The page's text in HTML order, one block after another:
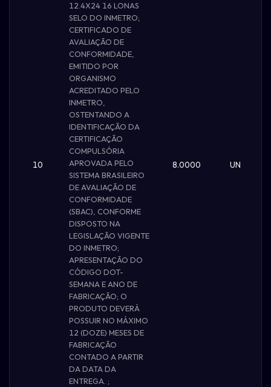
10
12.4X24 16 LONAS
SELO DO INMETRO;
CERTIFICADO DE
AVALIAÇÃO DE
CONFORMIDADE,
EMITIDO POR
ORGANISMO
ACREDITADO PELO
INMETRO,
OSTENTANDO A
IDENTIFICAÇÃO DA
CERTIFICAÇÃO
COMPULSÓRIA
APROVADA PELO
SISTEMA BRASILEIRO
DE AVALIAÇÃO DE
CONFORMIDADE
(SBAC), CONFORME
DISPOSTO NA
LEGISLAÇÃO VIGENTE
DO INMETRO;
APRESENTAÇÃO DO
CÓDIGO DOT-
SEMANA E ANO DE
FABRICAÇÃO; O
PRODUTO DEVERÁ
POSSUIR NO MÁXIMO
12 (DOZE) MESES DE
FABRICAÇÃO
CONTADO A PARTIR
DA DATA DA
ENTREGA. ;
8.0000 UN